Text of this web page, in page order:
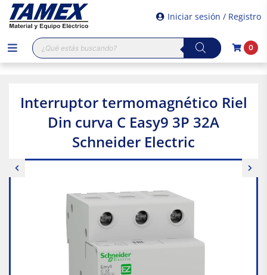
Iniciar sesión / Registro
Búsqueda
de
productos
0
Interruptor termomagnético Riel
Din curva C Easy9 3P 32A
Schneider Electric